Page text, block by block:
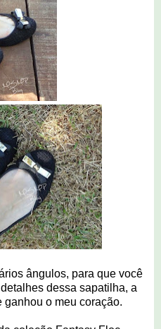
ângulos, para que você
dessa sapatilha, a
ganhou o meu coração.